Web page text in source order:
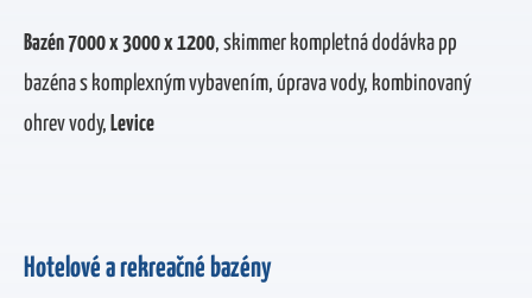
Bazén 7000 x 3000 x 1200, skimmer kompletná dodávka pp
bazéna s komplexným vybavením, úprava vody, kombinovaný
ohrev vody, Levice
Hotelové a rekreačné bazény